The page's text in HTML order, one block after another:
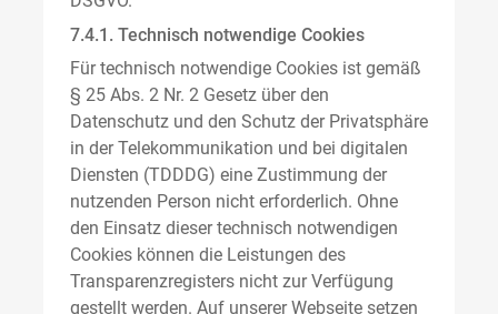
7.4.1. Technisch notwendige Cookies
Für technisch notwendige Cookies ist gemäß
§ 25 Abs. 2 Nr. 2 Gesetz über den
Datenschutz und den Schutz der Privatsphäre
in der Telekommunikation und bei digitalen
Diensten (TDDDG) eine Zustimmung der
nutzenden Person nicht erforderlich. Ohne
den Einsatz dieser technisch notwendigen
Cookies können die Leistungen des
Transparenzregisters nicht zur Verfügung
gestellt werden. Auf unserer Webseite setzen